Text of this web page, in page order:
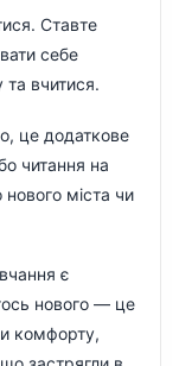
Ставте
себе
та вчитися.
це додаткове
читання на
міста чи
є
нового — це
комфорту,